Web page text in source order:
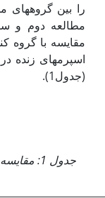
را بین گروه‏های
مطالعه دوم و
مقایسه با گروه
اسپرم‏های زنده
(جدول1).
جدول 1: